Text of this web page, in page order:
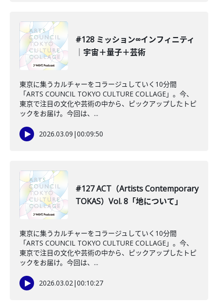
#128 ミッション∞インフィニティ
｜宇宙＋量子＋芸術
東京に集うカルチャーをコラージュしていく10分間
「ARTS COUNCIL TOKYO CULTURE COLLAGE」。今、
東京で注目の文化や芸術の中から、ピックアップしたトピ
ックをお届け。今回は、...
2026.03.09 |00:09:50
#127 ACT（Artists Contemporary
TOKAS）Vol. 8「地について」
東京に集うカルチャーをコラージュしていく10分間
「ARTS COUNCIL TOKYO CULTURE COLLAGE」。今、
東京で注目の文化や芸術の中から、ピックアップしたトピ
ックをお届け。今回は、...
2026.03.02|00:10:27